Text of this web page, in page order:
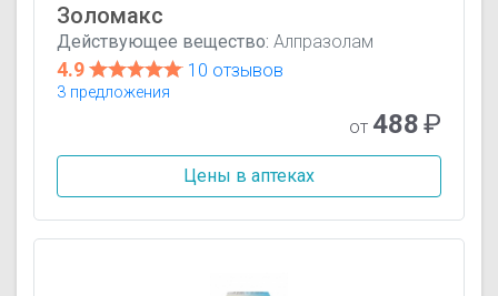
Золомакс
Действующее вещество: Алпразолам
4.9 10 отзывов
3 предложения
от 488₽
Цены в аптеках